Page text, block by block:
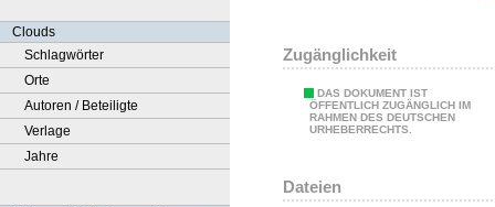
Clouds
Schlagwörter
Orte
Autoren / Beteiligte
Verlage
Jahre
Zugänglichkeit
DAS DOKUMENT IST
ÖFFENTLICH ZUGÄNGLICH IM
RAHMEN DES DEUTSCHEN
URHEBERRECHTS.
Dateien